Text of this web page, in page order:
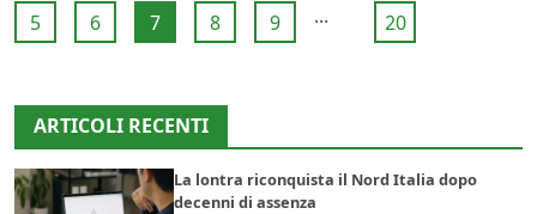
5 6 7 8 9 ... 20
ARTICOLI RECENTI
La lontra riconquista il Nord Italia dopo
decenni di assenza